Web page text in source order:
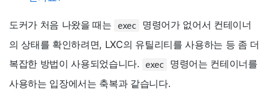
도커가 처음 나왔을 때는 exec
명령어가 없어서 컨테이너
의 상태를 확인하려면, LXC의 유틸리티를 사용하는 등 좀 더
복잡한 방법이 사용되었습니다.
exec
명령어는 컨테이너를
사용하는 입장에서는 축복과 같습니다.